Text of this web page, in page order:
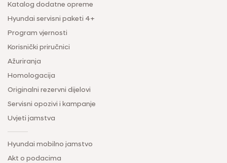
Katalog dodatne opreme
Hyundai servisni paketi 4+
Program vjernosti
Korisnički priručnici
Ažuriranja
Homologacija
Originalni rezervni dijelovi
Servisni opozivi i kampanje
Uvjeti jamstva
Hyundai mobilno jamstvo
Akt o podacima